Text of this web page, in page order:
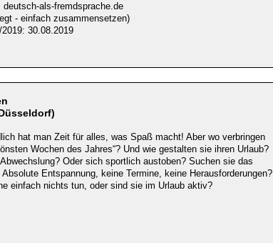
als-fremdsprache.de
- einfach zusammensetzen)
30.08.2019
hat man Zeit für alles, was Spaß macht! Aber wo verbringen
Wochen des Jahres“? Und wie gestalten sie ihren Urlaub?
Oder sich sportlich austoben? Suchen sie das
Entspannung, keine Termine, keine Herausforderungen?
einfach nichts tun, oder sind sie im Urlaub aktiv?